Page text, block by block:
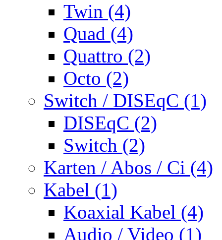
Twin (4)
Quad (4)
Quattro (2)
Octo (2)
Switch / DISEqC (1)
DISEqC (2)
Switch (2)
Karten / Abos / Ci (4)
Kabel (1)
Koaxial Kabel (4)
Audio / Video (1)